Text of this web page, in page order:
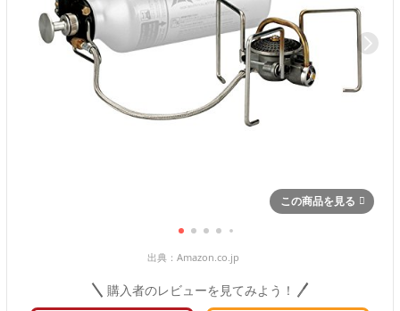
この商品を見る
出典： Amazon.co.jp
購入者のレビューを見てみよう！